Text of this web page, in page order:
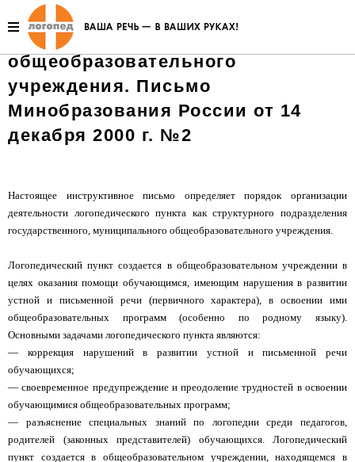
Об организации работы
логопедического пункта
общеобразовательного
учреждения. Письмо
Минобразования России от 14
декабря 2000 г. №2
Настоящее инструктивное письмо определяет порядок организации
деятельности логопедического пункта как структурного подразделения
государственного, муниципального общеобразовательного учреждения.
Логопедический пункт создается в общеобразовательном учреждении в
целях оказания помощи обучающимся, имеющим нарушения в развитии
устной и письменной речи (первичного характера), в освоении ими
общеобразовательных программ (особенно по родному языку).
Основными задачами логопедического пункта являются:
— коррекция нарушений в развитии устной и письменной речи
обучающихся;
— своевременное предупреждение и преодоление трудностей в освоении
обучающимися общеобразовательных программ;
— разъяснение специальных знаний по логопедии среди педагогов,
родителей (законных представителей) обучающихся. Логопедический
пункт создается в общеобразовательном учреждении, находящемся в